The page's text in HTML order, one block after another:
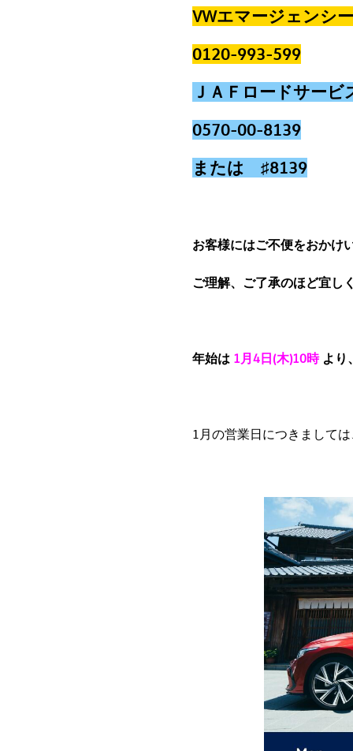
VWエマージェンシ
0120-993-599
ＪＡＦロードサービ
0570-00-8139
または ♯8139
お客様にはご不便をおかけ
ご理解、ご了承のほど宜し
年始は 1月4日(木)10時より
1月の営業日につきまして